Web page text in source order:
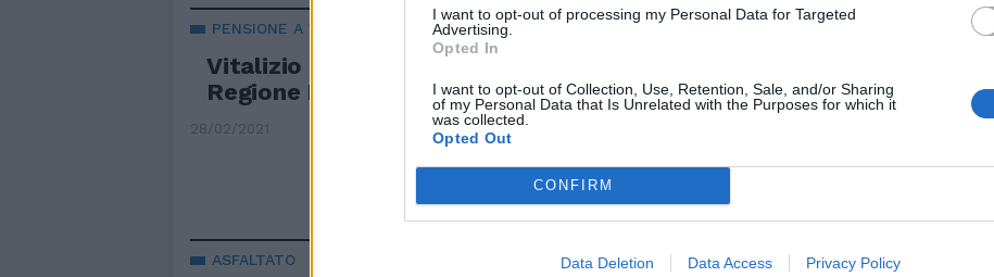
I want to opt-out of processing my Personal Data for Targeted
Advertising.
Opted In
I want to opt-out of Collection, Use, Retention, Sale, and/or Sharing
of my Personal Data that Is Unrelated with the Purposes for which it
was collected.
Opted Out
CONFIRM
Data Deletion Data Access Privacy Policy
PENSIONE A VITA
Vitalizio anche ai grillini, è festa alla
Regione Lazio
28/02/2021
ASFALTATO